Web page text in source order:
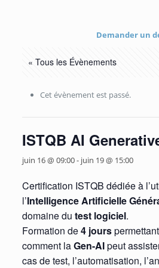
Demander un
« Tous les Évènements
Cet évènement est passé.
ISTQB AI
juin 16 @ 09:00- juin 19 @ 15:00
Certification ISTQB dédiée à
l’Intelligence Artificielle
domaine du test logiciel.
Formation de4 jours
comment laGen-AIpeut
cas de test, l’automatisation,